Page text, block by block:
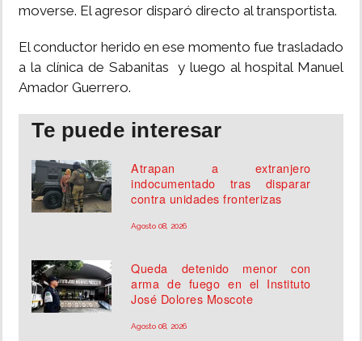
moverse. El agresor disparó directo al transportista.
El conductor herido en ese momento fue trasladado
a la clínica de Sabanitas y luego al hospital Manuel
Amador Guerrero.
Te puede interesar
Atrapan a extranjero
indocumentado tras disparar
contra unidades fronterizas
Agosto 08, 2026
Queda detenido menor con
arma de fuego en el Instituto
José Dolores Moscote
Agosto 08, 2026